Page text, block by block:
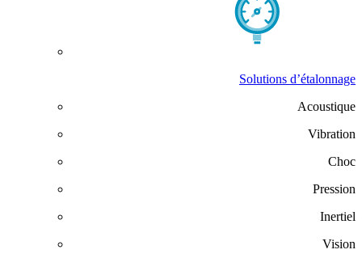
Solutions d’étalonnage
Acoustique
Vibration
Choc
Pression
Inertiel
Vision